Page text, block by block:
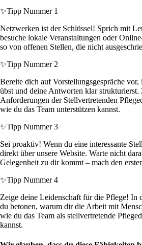
✨Tipp Nummer 1
Netzwerken ist der Schlüssel! Sprich mit
besuche lokale Veranstaltungen oder
so von offenen Stellen, die nicht
✨Tipp Nummer 2
Bereite dich auf Vorstellungsgespräche
übst und deine Antworten klar strukturierst.
Anforderungen der Stellvertretenden
wie du das Team unterstützen kannst.
✨Tipp Nummer 3
Sei proaktiv! Wenn du eine interessante
direkt über unsere Website. Warte nicht
Gelegenheit zu dir kommt – mach den
✨Tipp Nummer 4
Zeige deine Leidenschaft für die Pflege! In
du betonen, warum dir die Arbeit mit
wie du das Team als stellvertretende
kannst.